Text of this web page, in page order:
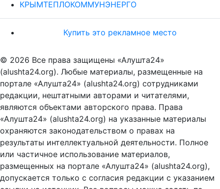
КРЫМТЕПЛОКОММУНЭНЕРГО
Купить это рекламное место
© 2026 Все права защищены «Алушта24»
(alushta24.org). Любые материалы, размещенные на
портале «Алушта24» (alushta24.org) сотрудниками
редакции, нештатными авторами и читателями,
являются объектами авторского права. Права
«Алушта24» (alushta24.org) на указанные материалы
охраняются законодательством о правах на
результаты интеллектуальной деятельности. Полное
или частичное использование материалов,
размещенных на портале «Алушта24» (alushta24.org),
допускается только с согласия редакции с указанием